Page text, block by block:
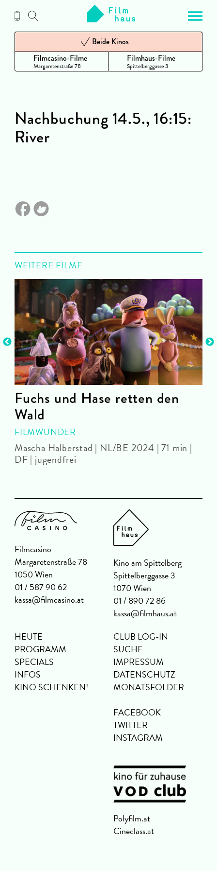
Inhalt
Filmcasino-Filme
Margaretenstraße 78
Beide Kinos
Filmhaus-Filme
Spittelberggasse 3
Nachbuchung 14.5., 16:15:
River
WEITERE FILME
Fuchs und Hase retten den
Wald
FILMWUNDER
Mascha Halberstad | NL/BE 2024 | 71 min |
DF | jugendfrei
Filmcasino
Margaretenstraße 78
1050 Wien
01 / 587 90 62
kassa@filmcasino.at
Kino am Spittelberg
Spittelberggasse 3
1070 Wien
01 / 890 72 86
kassa@filmhaus.at
HEUTE
PROGRAMM
SPECIALS
INFOS
KINO SCHENKEN!
CLUB LOG-IN
SUCHE
IMPRESSUM
DATENSCHUTZ
MONATSFOLDER
FACEBOOK
TWITTER
INSTAGRAM
Polyfilm.at
Cineclass.at